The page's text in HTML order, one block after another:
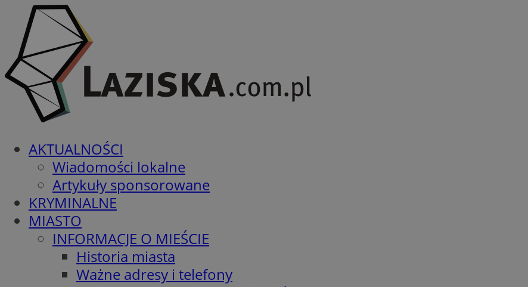
AKTUALNOŚCI
Wiadomości lokalne
Artykuły sponsorowane
KRYMINALNE
MIASTO
INFORMACJE O MIEŚCIE
Historia miasta
Ważne adresy i telefony